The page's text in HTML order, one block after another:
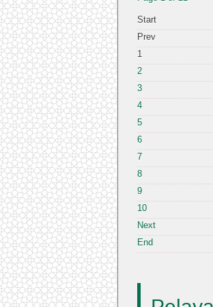
Start
Prev
1
2
3
4
5
6
7
8
9
10
Next
End